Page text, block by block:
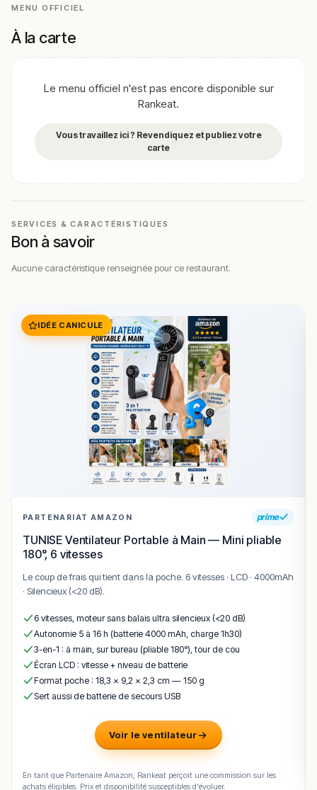
Pourtrouver le meilleur plat de Au Bon Accueil /
satisfaits et profitez de cette adresse culinaire à
Morlanwelz pour un moment gourmand inoubliable.
validation humaine.
Cette description peut contenir des erreurs, n'hésitez pas à
établissement
MENU OFFICIEL
À la carte
Le menu officiel n'est pas encore disponible sur
Rankeat.
Vous travaillez ici ? Revendiquez et publiez votre
carte
SERVICES & CARACTÉRISTIQUES
Bon à savoir
Aucune caractéristique renseignée pour ce restaurant.
IDÉE CANICULE
PARTENARIAT AMAZON prime
TUNISE Ventilateur Portable à Main — Mini pliable
180°, 6 vitesses
Le coup de frais qui tient dans la poche. 6 vitesses · LCD · 4000mAh
· Silencieux (<20 dB).
6 vitesses, moteur sans balais ultra silencieux (<20 dB)
Autonomie 5 à 16 h (batterie 4000 mAh, charge 1h30)
3-en-1 : à main, sur bureau (pliable 180°), tour de cou
Écran LCD : vitesse + niveau de batterie
Format poche : 18,3 × 9,2 × 2,3 cm — 150 g
Sert aussi de batterie de secours USB
Voir le ventilateur
En tant que Partenaire Amazon, Rankeat perçoit une commission sur les
achats éligibles. Prix et disponibilité susceptibles d'évoluer.